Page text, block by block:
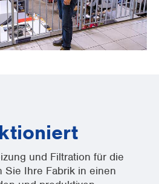
und Filtration für die
Sie Ihre Fabrik in einen